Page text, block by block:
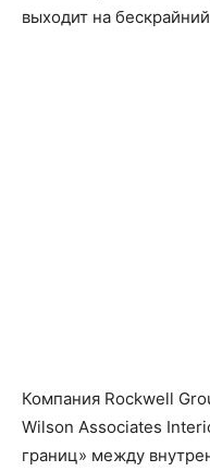
выходит на
Компания Rockwell
Wilson Associates
границ» между